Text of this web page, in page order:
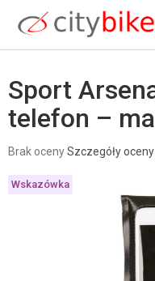
treści
Sport
telefon –
Średnia
produktu
wynosi
Brak ocenySzczegóły oceny
Wskazówka